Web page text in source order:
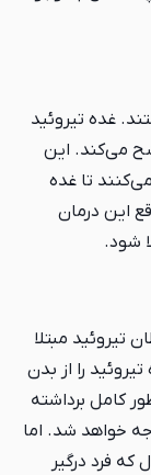
غده تیروئید
می‌کند. این
می‌کنند تا غده
این درمان
شود.
تیروئید مبتلا
را از بدن
کامل برداشته
خواهد شد. اما
که فرد درگیر